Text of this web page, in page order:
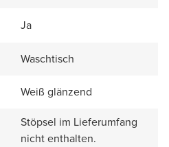
Ja
Waschtisch
Weiß glänzend
Stöpsel im Lieferumfang
nicht enthalten.